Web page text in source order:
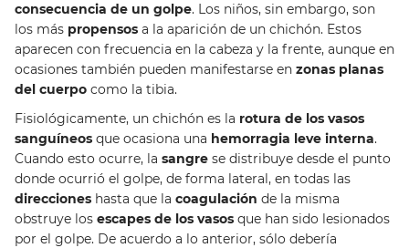
consecuencia de un golpe. Los niños, sin embargo, son
los más propensos a la aparición de un chichón. Estos
aparecen con frecuencia en la cabeza y la frente, aunque en
ocasiones también pueden manifestarse en zonas planas
del cuerpo como la tibia.
Fisiológicamente, un chichón es la rotura de los vasos
sanguíneos que ocasiona una hemorragia leve interna.
Cuando esto ocurre, la sangre se distribuye desde el punto
donde ocurrió el golpe, de forma lateral, en todas las
direcciones hasta que la coagulación de la misma
obstruye los escapes de los vasos que han sido lesionados
por el golpe. De acuerdo a lo anterior, sólo debería